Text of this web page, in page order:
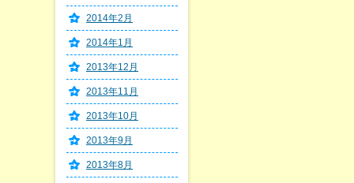
2014年2月
2014年1月
2013年12月
2013年11月
2013年10月
2013年9月
2013年8月